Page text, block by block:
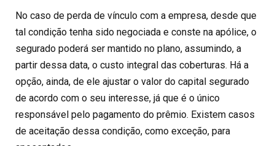
No caso de perda de vínculo com a empresa, desde que
tal condição tenha sido negociada e conste na apólice, o
segurado poderá ser mantido no plano, assumindo, a
partir dessa data, o custo integral das coberturas. Há a
opção, ainda, de ele ajustar o valor do capital segurado
de acordo com o seu interesse, já que é o único
responsável pelo pagamento do prêmio. Existem casos
de aceitação dessa condição, como exceção, para